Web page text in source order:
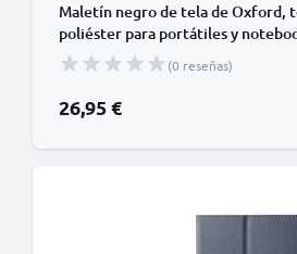
Maletín negro de tela de Oxford,
poliéster para portátiles y
Maletin para portatil, Funda para
Laptop, diseño moderno
(0 reseñas)
26,95 €